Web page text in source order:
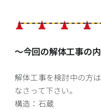
～今回の解体工事の
解体工事を検討中の方
なさって下さい。
構造：石蔵